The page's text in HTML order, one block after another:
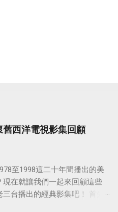
西洋電視影集回顧
至1998這二十年間播出的美
現在就讓我們一起來回顧這些
台播出的經典影集吧！ 首先